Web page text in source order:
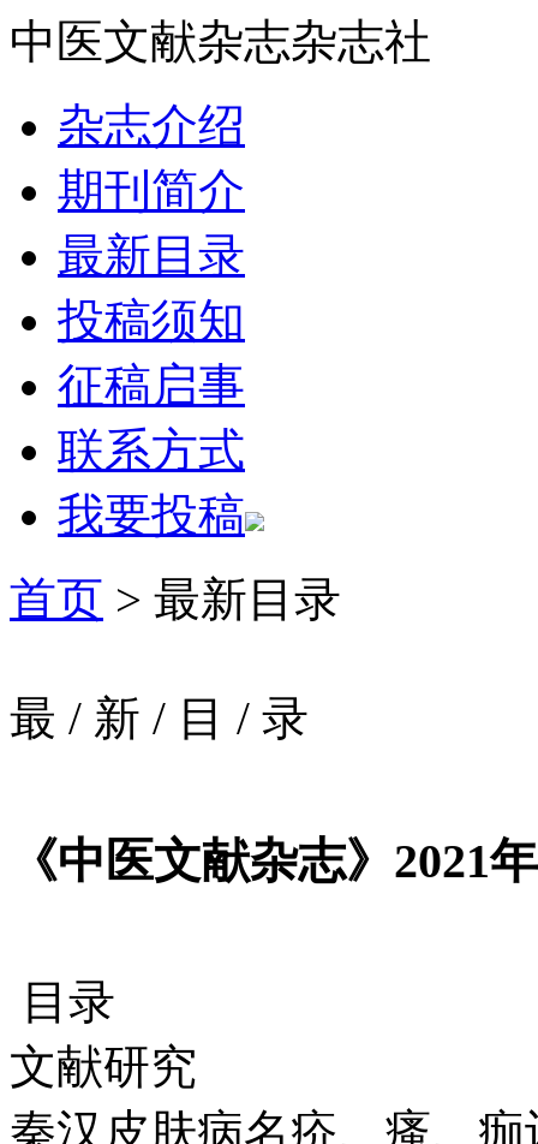
中医文献杂志杂志社
杂志介绍
期刊简介
最新目录
投稿须知
征稿启事
联系方式
我要投稿
首页 > 最新目录
最 / 新 / 目 / 录
《中医文献杂志》2021
目录
文献研究
秦汉皮肤病名疥、瘙、